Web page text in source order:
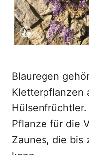
Blauregen
Kletterpflanzen
Pflanze für die
Zaunes, die bis